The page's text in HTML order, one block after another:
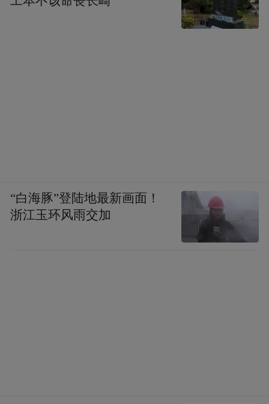
“白海豚”登陆地最新画面！
浙江玉环风雨交加